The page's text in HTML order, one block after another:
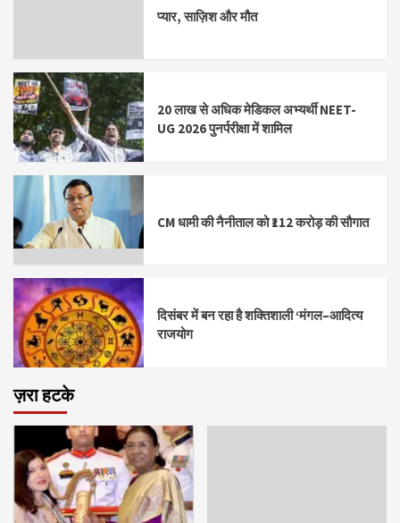
प्यार, साज़िश और मौत
20 लाख से अधिक मेडिकल अभ्यर्थी NEET-
UG 2026 पुनर्परीक्षा में शामिल
CM धामी की नैनीताल को ₹112 करोड़ की सौगात
दिसंबर में बन रहा है शक्तिशाली ‘मंगल–आदित्य
राजयोग
ज़रा हटके